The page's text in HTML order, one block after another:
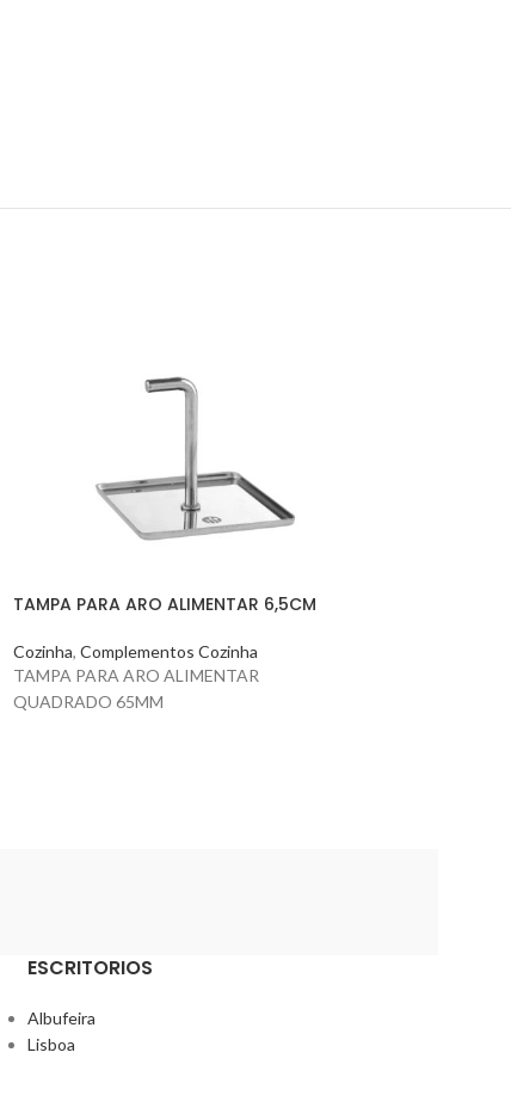
TAMPA PARA ARO ALIMENTAR 6,5CM
Cozinha, Complementos Cozinha
TAMPA PARA ARO ALIMENTAR
QUADRADO 65MM
ESCRITORIOS
Albufeira
Lisboa